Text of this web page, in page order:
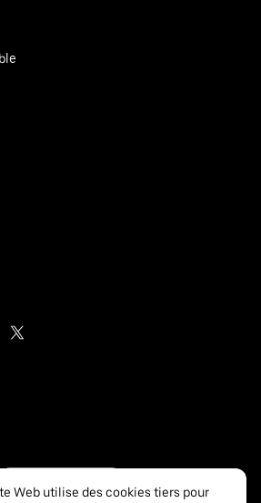
Web utilise des cookies tiers pour